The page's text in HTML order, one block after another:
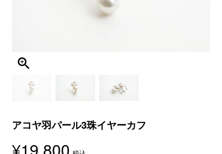
アコヤ羽パール3珠イヤーカフ
¥19,800